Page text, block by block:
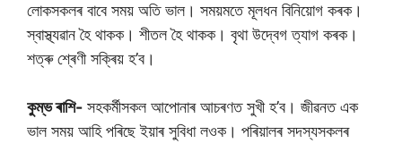
লোকসকলৰ বাবে সময় অতি ভাল। সময়মতে মূলধন বিনিয়োগ কৰক।
স্বাস্থ্যৱান হৈ থাকক। শীতল হৈ থাকক। বৃথা উদ্বেগ ত্যাগ কৰক।
শত্ৰু শ্ৰেণী সক্ৰিয় হ’ব।
কুম্ভ ৰাশি- সহকৰ্মীসকল আপোনাৰ আচৰণত সুখী হ’ব। জীৱনত এক
ভাল সময় আহি পৰিছে ইয়াৰ সুবিধা লওক। পৰিয়ালৰ সদস্যসকলৰ